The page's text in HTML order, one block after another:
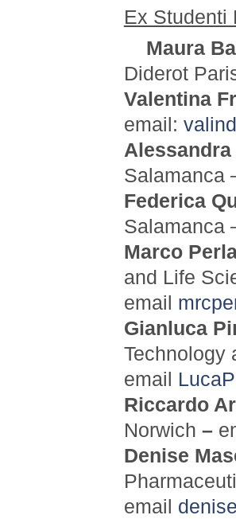
Ex Studenti
Maura
Diderot
Valentina
email:
Salamanca
Federica
Salamanca
Marco
and Life
email
Gianluca
Technology
email
Riccardo
Norwich –
Denise
email